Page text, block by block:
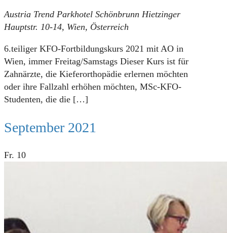
Austria Trend Parkhotel Schönbrunn Hietzinger
Hauptstr. 10-14, Wien, Österreich
6.teiliger KFO-Fortbildungskurs 2021 mit AO in
Wien, immer Freitag/Samstags Dieser Kurs ist für
Zahnärzte, die Kieferorthopädie erlernen möchten
oder ihre Fallzahl erhöhen möchten, MSc-KFO-
Studenten, die die […]
September 2021
Fr. 10